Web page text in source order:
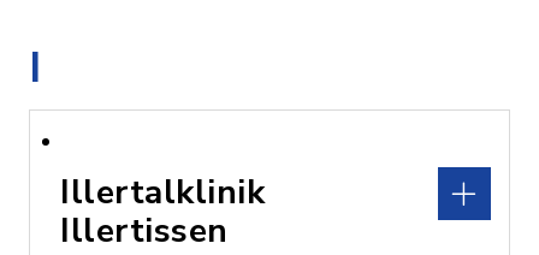
I
Illertalklinik
Illertissen